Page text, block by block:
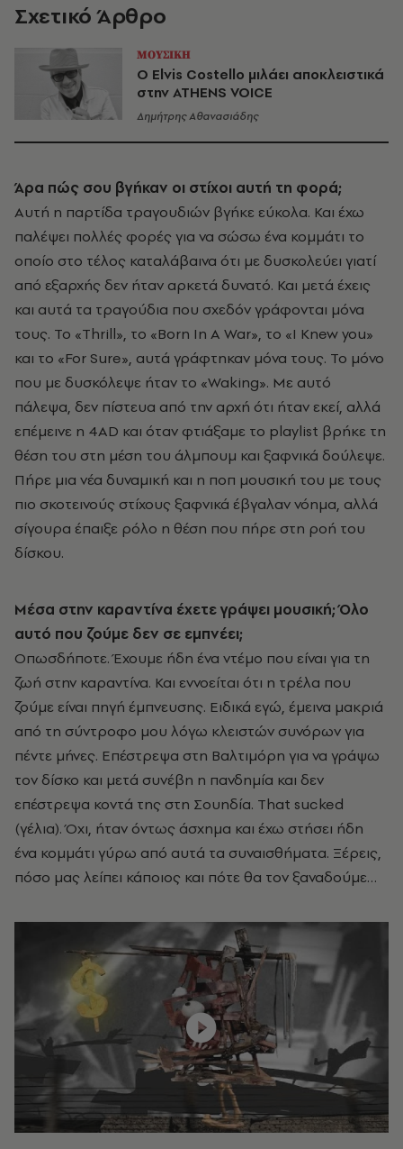
Σχετικό Άρθρο
ΜΟΥΣΙΚΗ
Ο Elvis Costello μιλάει αποκλειστικά
στην ATHENS VOICE
Δημήτρης Αθανασιάδης
Άρα πώς σου βγήκαν οι στίχοι αυτή τη φορά;
Αυτή η παρτίδα τραγουδιών βγήκε εύκολα. Και έχω
παλέψει πολλές φορές για να σώσω ένα κομμάτι το
οποίο στο τέλος καταλάβαινα ότι με δυσκολεύει γιατί
από εξαρχής δεν ήταν αρκετά δυνατό. Και μετά έχεις
και αυτά τα τραγούδια που σχεδόν γράφονται μόνα
τους. Το «Τhrill», το «Born In A War», το «I Knew you»
και το «For Sure», αυτά γράφτηκαν μόνα τους. Το μόνο
που με δυσκόλεψε ήταν το «Waking». Με αυτό
πάλεψα, δεν πίστευα από την αρχή ότι ήταν εκεί, αλλά
επέμεινε η 4AD και όταν φτιάξαμε το playlist βρήκε τη
θέση του στη μέση του άλμπουμ και ξαφνικά δούλεψε.
Πήρε μια νέα δυναμική και η ποπ μουσική του με τους
πιο σκοτεινούς στίχους ξαφνικά έβγαλαν νόημα, αλλά
σίγουρα έπαιξε ρόλο η θέση που πήρε στη ροή του
δίσκου.
Μέσα στην καραντίνα έχετε γράψει μουσική; Όλο
αυτό που ζούμε δεν σε εμπνέει;
Οπωσδήποτε. Έχουμε ήδη ένα ντέμο που είναι για τη
ζωή στην καραντίνα. Και εννοείται ότι η τρέλα που
ζούμε είναι πηγή έμπνευσης. Ειδικά εγώ, έμεινα μακριά
από τη σύντροφο μου λόγω κλειστών συνόρων για
πέντε μήνες. Επέστρεψα στη Βαλτιμόρη για να γράψω
τον δίσκο και μετά συνέβη η πανδημία και δεν
επέστρεψα κοντά της στη Σουηδία. That sucked
(γέλια). Όχι, ήταν όντως άσχημα και έχω στήσει ήδη
ένα κομμάτι γύρω από αυτά τα συναισθήματα. Ξέρεις,
πόσο μας λείπει κάποιος και πότε θα τον ξαναδούμε…